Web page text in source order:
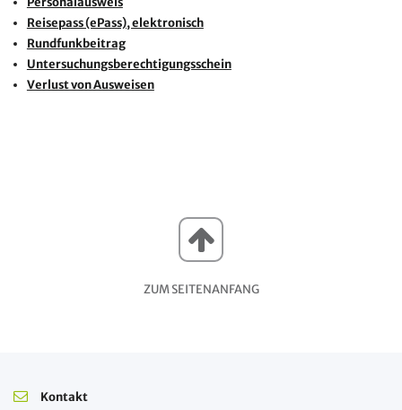
Reisepass (ePass), elektronisch
Rundfunkbeitrag
Untersuchungsberechtigungsschein
Verlust von Ausweisen
ZUM SEITENANFANG
Kontakt